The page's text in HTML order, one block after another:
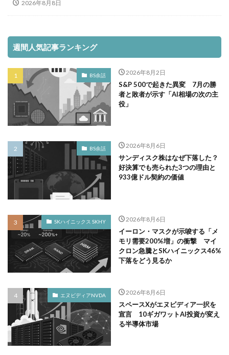
2026年8月8日
週間人気記事ランキング
BS余話 2026年8月2日
S&P 500で起きた異変 7月の勝
者と敗者が示す「AI相場の次の主
役」
BS余話 2026年8月6日
サンディスク株はなぜ下落した？
好決算でも売られた3つの理由と
933億ドル契約の価値
SKハイニックス SKHY 2026年8月6日
イーロン・マスクが示唆する「メ
モリ需要200%増」の衝撃 マイ
クロン急騰とSKハイニックス46%
下落をどう見るか
エヌビディアNVDA 2026年8月6日
スペースXがエヌビディア一択を
宣言 10ギガワットAI投資が変え
る半導体市場